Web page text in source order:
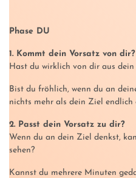
Phase DU
1. Kommt dein Vorsatz von dir?
Hast du wirklich von dir aus
Bist du fröhlich, wenn du an
nichts mehr als dein Ziel endlich
2. Passt dein Vorsatz zu dir?
Wenn du an dein Ziel denkst,
sehen?
Kannst du mehrere Minuten